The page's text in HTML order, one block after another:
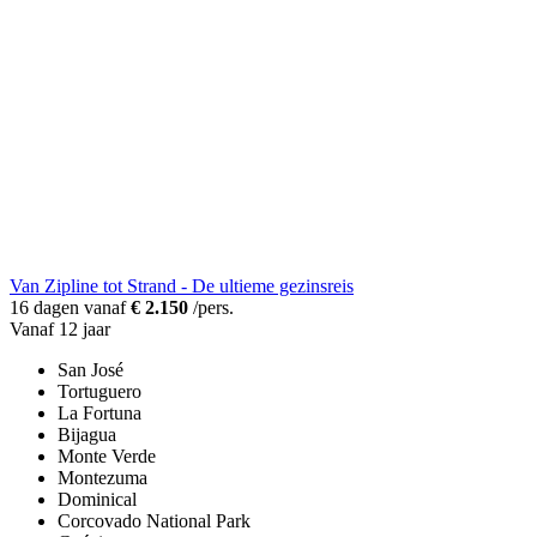
Van Zipline tot Strand - De ultieme gezinsreis
16 dagen vanaf€ 2.150 /pers.
Vanaf 12 jaar
San José
Tortuguero
La Fortuna
Bijagua
Monte Verde
Montezuma
Dominical
Corcovado National Park